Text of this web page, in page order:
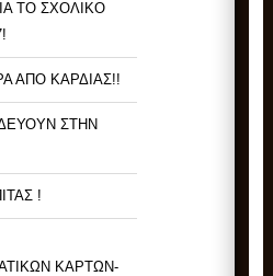
ΤΟ ΣΧΟΛΙΚΟ
ΑΠΟ ΚΑΡΔΙΑΣ!!
ΣΤΗΝ
!
ΚΑΡΤΩΝ-